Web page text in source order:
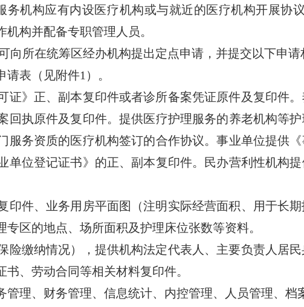
机构应有内设医疗机构或与就近的医疗机构开展协
机构并配备专职管理人员。
所在统筹区经办机构提出定点申请，并提交以下申请
表（见附件1）。
》正、副本复印件或者诊所备案凭证原件及复印件。
回执原件及复印件。提供医疗护理服务的养老机构等
服务资质的医疗机构签订的合作协议。事业单位提供
单位登记证书》的正、副本复印件。民办营利性机构
件、业务用房平面图（注明实际经营面积、用于长期
区的地点、场所面积及护理床位张数等资料。
纳情况），提供机构法定代表人、主要负责人居民
、劳动合同等相关材料复印件。
、财务管理、信息统计、内控管理、人员管理、档